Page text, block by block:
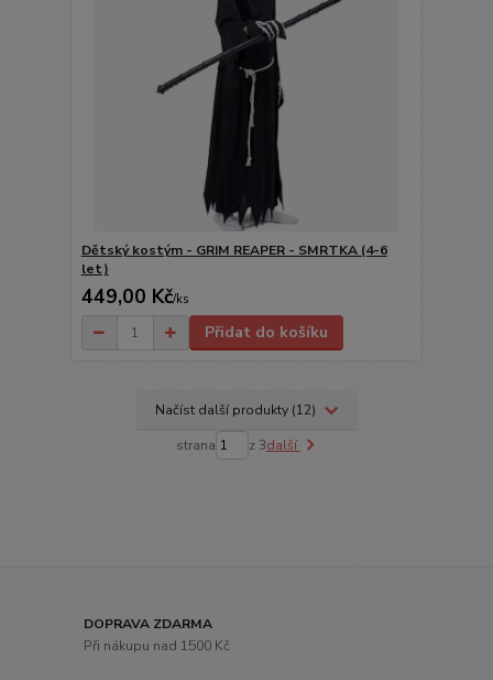
Dětský kostým - GRIM REAPER - SMRTKA (4-6
let)
449,00 Kč/ks
Přidat do košíku
Načíst další produkty (12)
strana z 3další
DOPRAVA ZDARMA
Při nákupu nad 1500 Kč